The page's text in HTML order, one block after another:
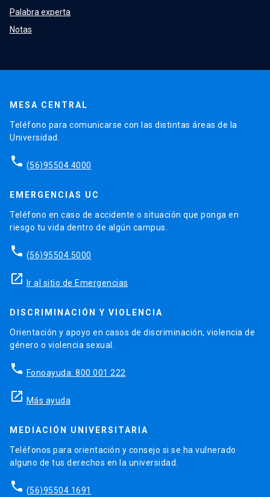
Palabra experta
Notas
MESA CENTRAL
Teléfono para comunicarse con las distintas áreas de la
Universidad.
phone (56)95504 4000
EMERGENCIAS UC
Teléfono en caso de accidente o situación que ponga en
riesgo tu vida dentro de algún campus.
phone (56)95504 5000
launch Ir al sitio de Emergencias
DISCRIMINACIÓN Y VIOLENCIA
Orientación y apoyo en casos de discriminación, violencia de
género o violencia sexual.
phone Fonoayuda: 800 001 222
launch Más ayuda
MEDIACIÓN UNIVERSITARIA
Teléfonos para orientación y consejo si se ha vulnerado
alguno de tus derechos en la universidad.
phone (56)95504 1691